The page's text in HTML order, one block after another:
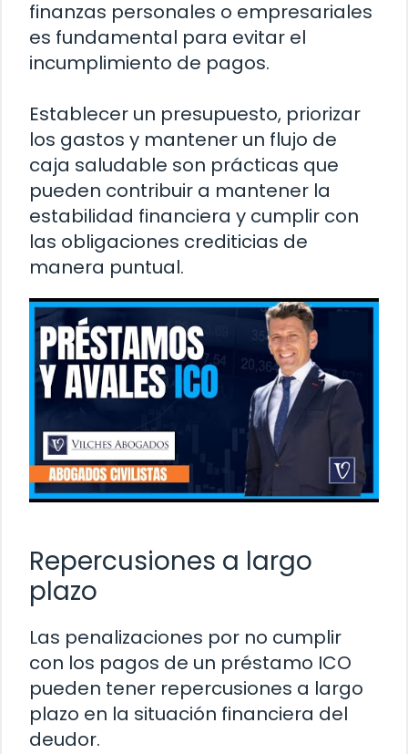
finanzas personales o empresariales
es fundamental para evitar el
incumplimiento de pagos.
Establecer un presupuesto, priorizar
los gastos y mantener un flujo de
caja saludable son prácticas que
pueden contribuir a mantener la
estabilidad financiera y cumplir con
las obligaciones crediticias de
manera puntual.
Repercusiones a largo
plazo
Las penalizaciones por no cumplir
con los pagos de un préstamo ICO
pueden tener repercusiones a largo
plazo en la situación financiera del
deudor.